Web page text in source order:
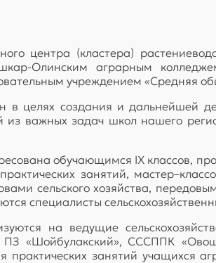
центра (кластера)
Олинским аграрным
учреждением «Средняя
в целях создания и дальнейшей
важных задач школ нашего
обучающимся IX классов,
занятий,
сельского хозяйства,
специалисты
на ведущие
«Шойбулакский», СССППК
практических занятий учащихся